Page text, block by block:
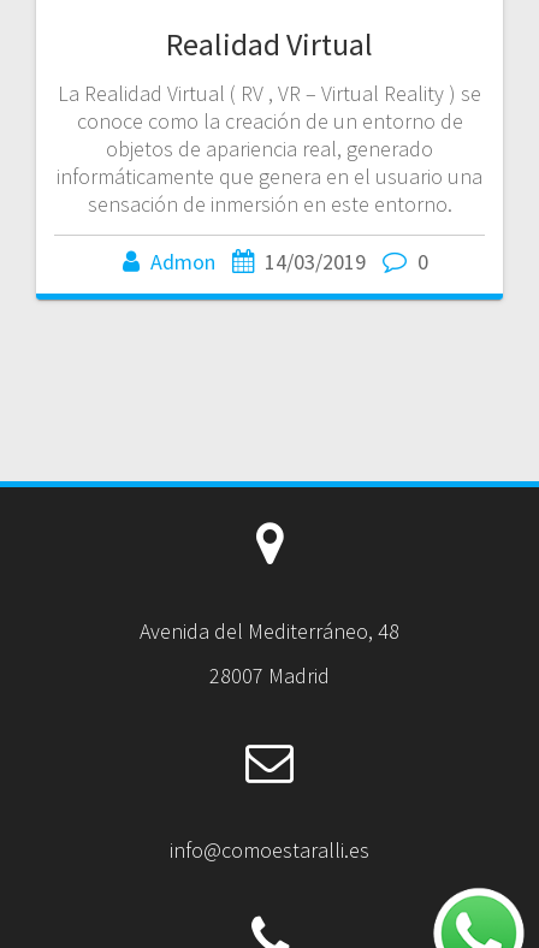
Realidad Virtual
La Realidad Virtual ( RV , VR – Virtual Reality ) se
conoce como la creación de un entorno de
objetos de apariencia real, generado
informáticamente que genera en el usuario una
sensación de inmersión en este entorno.
Admon 14/03/2019 0
Avenida del Mediterráneo, 48
28007 Madrid
info@comoestaralli.es